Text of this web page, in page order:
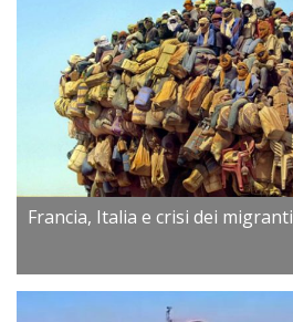
Francia, Italia e crisi dei migranti